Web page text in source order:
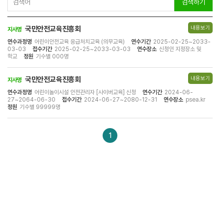
검색하기
지사명 국민안전교육진흥회
연수과정명 어린이안전교육 응급처치교육 (의무교육) 연수기간 2025-02-25~2033-
03-03
접수기간 2025-02-25~2033-03-03 연수장소 신청인 지정장소 및
학교
정원 기수별 000명
내용보기
지사명 국민안전교육진흥회
연수과정명 어린이놀이시설 안전관리자 [사이버교육] 신청 연수기간 2024-06-
27~2064-06-30
접수기간 2024-06-27~2080-12-31 연수장소 psea.kr
정원 기수별 99999명
내용보기
1